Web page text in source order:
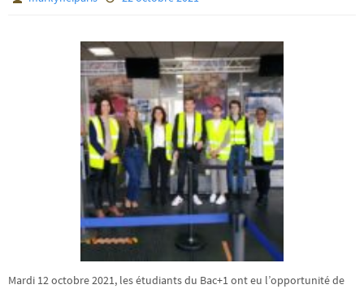
Mardi 12 octobre 2021, les étudiants du Bac+1 ont eu l’opportunité de